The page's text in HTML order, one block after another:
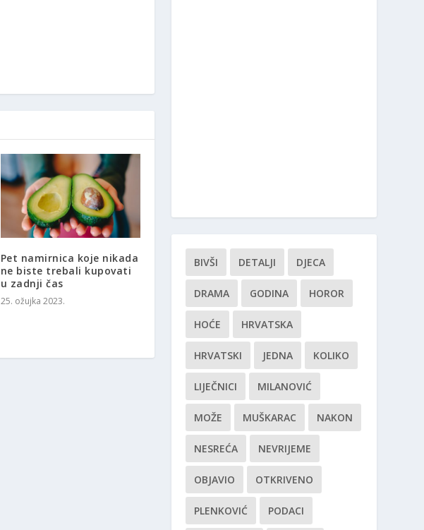
Pet namirnica koje nikada
ne biste trebali kupovati
u zadnji čas
25. ožujka 2023.
BIVŠI DETALJI DJECA
DRAMA GODINA HOROR
HOĆE HRVATSKA
HRVATSKI JEDNA KOLIKO
LIJEČNICI MILANOVIĆ
MOŽE MUŠKARAC NAKON
NESREĆA NEVRIJEME
OBJAVIO OTKRIVENO
PLENKOVIĆ PODACI